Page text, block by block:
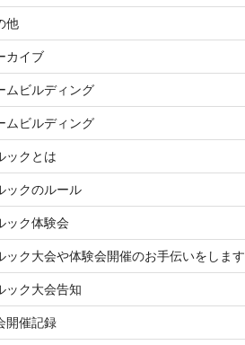
他
カイブ
ムビルディング
ムビルディング
ックとは
ックのルール
ック体験会
ック大会や体験会開催のお手伝いをします
ック大会告知
開催記録